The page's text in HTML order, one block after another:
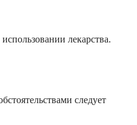
лекарства.
следует